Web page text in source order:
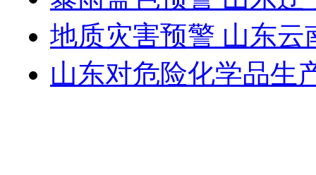
地质灾害预警 山东
山东对危险化学品生